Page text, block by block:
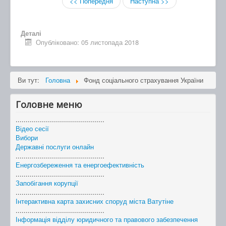
Деталі
Опубліковано: 05 листопада 2018
Ви тут: Головна Фонд соціального страхування України
Головне меню
............................................
Відео сесії
Вибори
Державні послуги онлайн
............................................
Енергозбереження та енергоефективність
............................................
Запобігання корупції
............................................
Інтерактивна карта захисних споруд міста Ватутіне
............................................
Інформація відділу юридичного та правового забезпечення